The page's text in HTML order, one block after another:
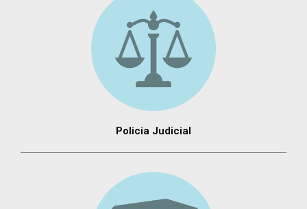
Policia Judicial